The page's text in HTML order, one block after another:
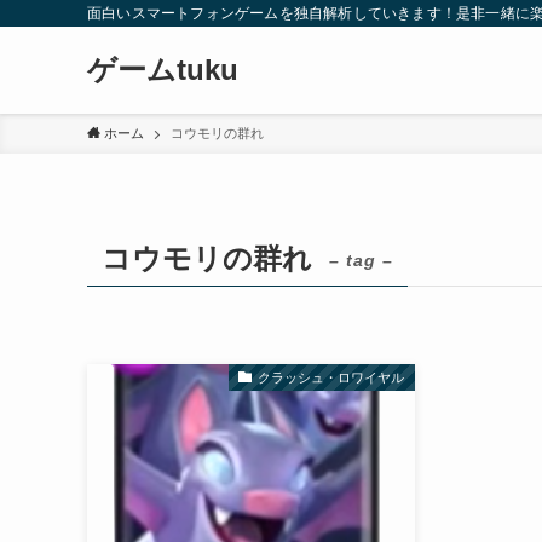
面白いスマートフォンゲームを独自解析していきます！是非一緒に
ゲームtuku
ホーム コウモリの群れ
コウモリの群れ – tag –
クラッシュ・ロワイヤル